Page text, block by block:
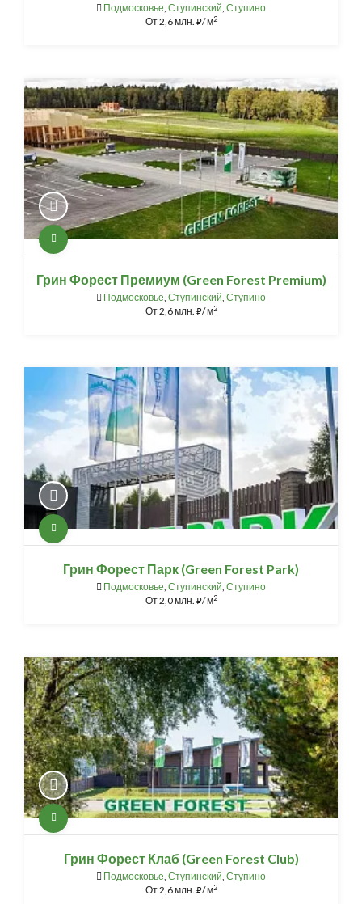
Подмосковье, Ступинский, Ступино
От2,6 млн. ⃏/ м2
Грин Форест Премиум (Green Forest Premium)
Подмосковье, Ступинский, Ступино
От2,6 млн. ⃏/ м2
Грин Форест Парк (Green Forest Park)
Подмосковье, Ступинский, Ступино
От2,0 млн. ⃏/ м2
Грин Форест Клаб (Green Forest Club)
Подмосковье, Ступинский, Ступино
От2,6 млн. ⃏/ м2